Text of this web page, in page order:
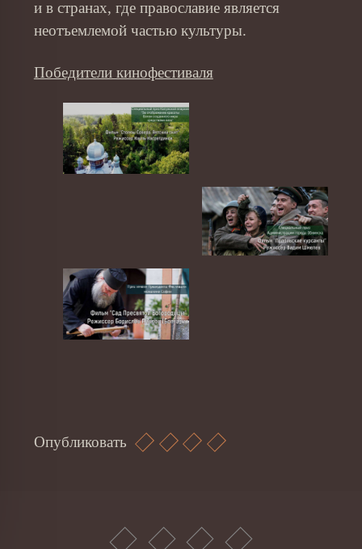
и в странах, где православие является
неотъемлемой частью культуры.
Победители кинофестиваля
Опубликовать